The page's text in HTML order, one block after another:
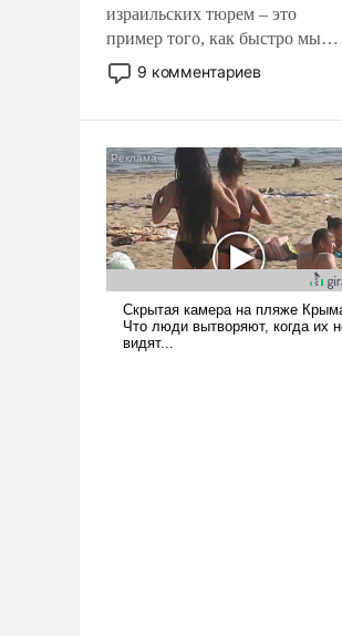
израильских тюрем – это
пример того, как быстро мы
двигаемся по пути
революционных изменений.
псевдонаучной фантастики,
стало всерьез обсуждаемой
идеей.
9 комментариев